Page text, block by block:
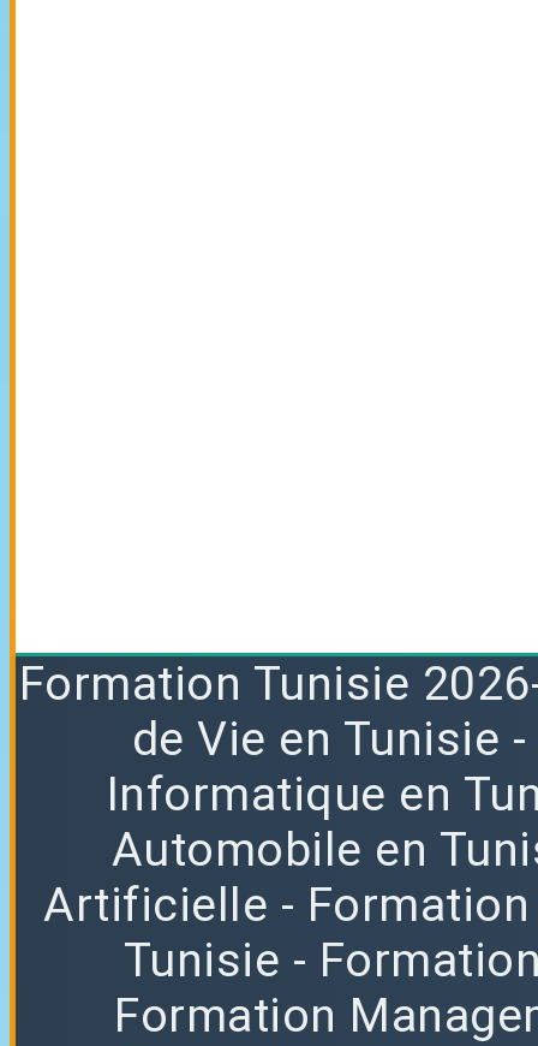
Formation Tunisie
de Vie en Tunisie -
Informatique en
Automobile en
Artificielle -
Tunisie -
Formation